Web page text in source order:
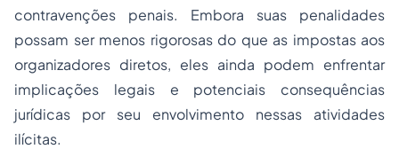
contravenções penais. Embora suas penalidades
possam ser menos rigorosas do que as impostas aos
organizadores diretos, eles ainda podem enfrentar
implicações legais e potenciais consequências
jurídicas por seu envolvimento nessas atividades
ilícitas.